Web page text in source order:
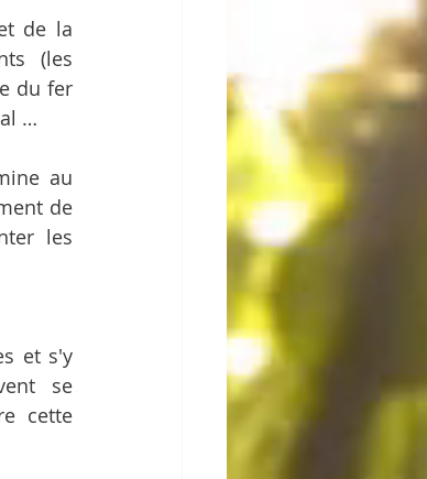
de la
(les
du fer
…
au
de
les
et s'y
se
cette